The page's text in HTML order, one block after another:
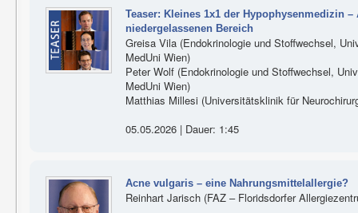
Teaser: Kleines 1x1 der Hypophysenmedizin
niedergelassenen Bereich
Greisa Vila (Endokrinologie und Stoffwechsel,
MedUni Wien)
Peter Wolf (Endokrinologie und Stoffwechsel,
MedUni Wien)
Matthias Millesi (Universitätsklinik für
05.05.2026 | Dauer: 1:45
Acne vulgaris – eine Nahrungsmittelallergie?
Reinhart Jarisch (FAZ – Floridsdorfer